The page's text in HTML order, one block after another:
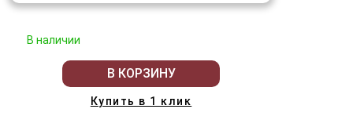
В наличии
В КОРЗИНУ
Купить в 1 клик